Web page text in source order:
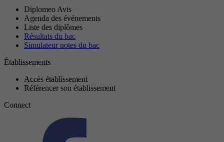
Diplomeo Avis
Agenda des événements
Liste des diplômes
Résultats du bac
Simulateur notes du bac
Établissements
Accès établissement
Référencer son établissement
Connect